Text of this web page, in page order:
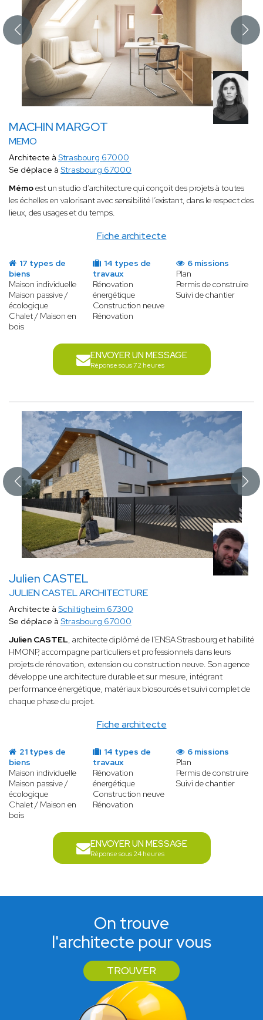
MACHIN MARGOT
MEMO
Fiche architecte
Architecte à Strasbourg 67000
Se déplace à Strasbourg 67000
Mémoest un studio d’architecture qui conçoit des projets à toutes
les échelles en valorisant avec sensibilité l’existant, dans le respect des
lieux, des usages et du temps.
17 types de
biens
Maison individuelle
Maison passive /
écologique
Chalet / Maison en
bois
14 types de
travaux
Rénovation
énergétique
Construction neuve
Rénovation
6 missions
Plan
Permis de construire
Suivi de chantier
ENVOYER UN MESSAGE
Réponse sous 72 heures
Julien CASTEL
JULIEN CASTEL ARCHITECTURE
Fiche architecte
Architecte à Schiltigheim 67300
Se déplace à Strasbourg 67000
Julien CASTEL, architecte diplômé de l'ENSA Strasbourg et habilité
HMONP, accompagne particuliers et professionnels dans leurs
projets de rénovation, extension ou construction neuve. Son agence
développe une architecture durable et sur mesure, intégrant
performance énergétique, matériaux biosourcés et suivi complet de
chaque phase du projet.
21 types de
biens
Maison individuelle
Maison passive /
écologique
Chalet / Maison en
bois
14 types de
travaux
Rénovation
énergétique
Construction neuve
Rénovation
6 missions
Plan
Permis de construire
Suivi de chantier
ENVOYER UN MESSAGE
Réponse sous 24 heures
On trouve
l'architecte pour vous
TROUVER